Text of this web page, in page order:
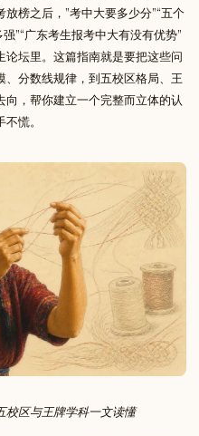
榜之后，”考中大要多少分”“五个
”“广东考生报考中大有没有优势”
坛里。这篇指南就是要把这些问
分数线规律，到五校区格局、王
，帮你建立一个完整而立体的认
慌。
校区与王牌学科一文读懂